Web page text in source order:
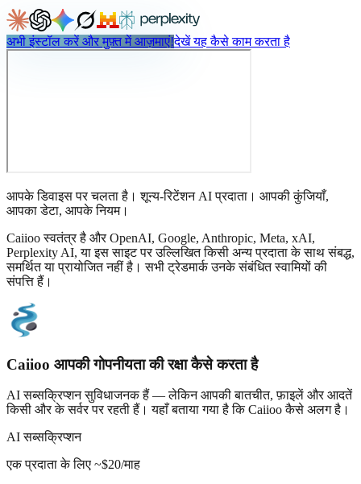
अभी इंस्टॉल करें और मुफ़्त में आज़माएं!देखें यह कैसे काम करता है
आपके डिवाइस पर चलता है। शून्य-रिटेंशन AI प्रदाता। आपकी कुंजियाँ,
आपका डेटा, आपके नियम।
Caiioo स्वतंत्र है और OpenAI, Google, Anthropic, Meta, xAI,
Perplexity AI, या इस साइट पर उल्लिखित किसी अन्य प्रदाता के साथ संबद्ध,
समर्थित या प्रायोजित नहीं है। सभी ट्रेडमार्क उनके संबंधित स्वामियों की
संपत्ति हैं।
Caiioo आपकी गोपनीयता की रक्षा कैसे करता है
AI सब्सक्रिप्शन सुविधाजनक हैं — लेकिन आपकी बातचीत, फ़ाइलें और आदतें
किसी और के सर्वर पर रहती हैं। यहाँ बताया गया है कि Caiioo कैसे अलग है।
AI सब्सक्रिप्शन
एक प्रदाता के लिए ~$20/माह